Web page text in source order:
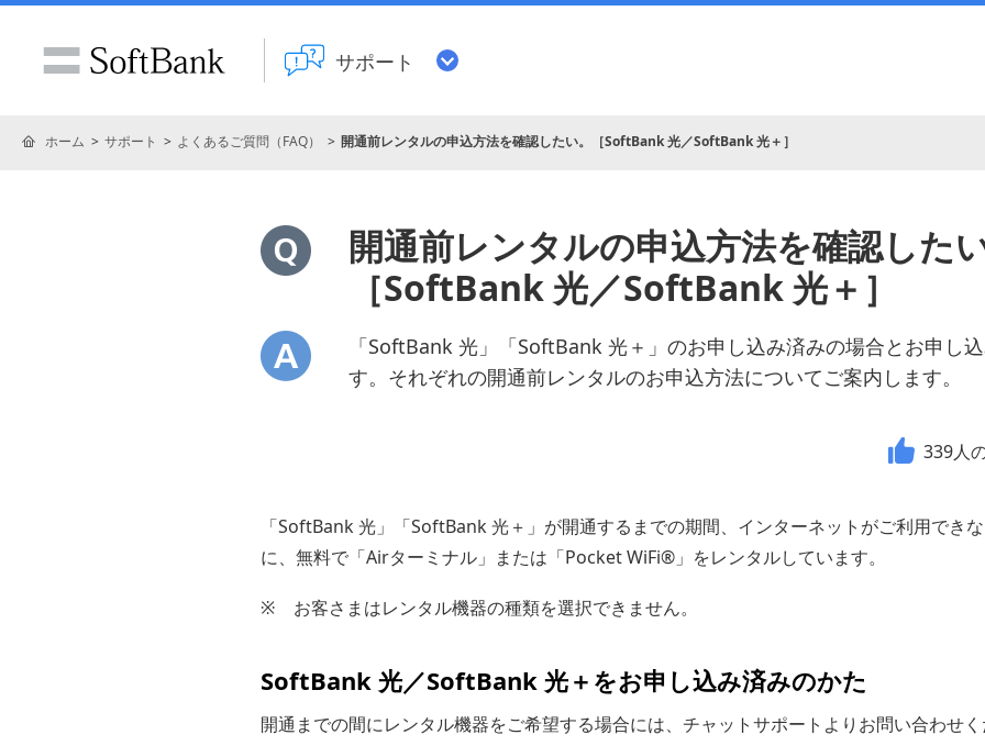
サポート
ホーム サポート よくあるご質問（FAQ） 開通前レンタルの申込方法を確認したい。［SoftBank 光／SoftBank 光＋］
開通前レンタルの申込方法を確認した
［SoftBank 光／SoftBank 光＋］
「SoftBank 光」「SoftBank 光＋」のお申し込み済みの場合とお申し
す。それぞれの開通前レンタルのお申込方法についてご案内します。
339人
「SoftBank 光」「SoftBank 光＋」が開通するまでの期間、インターネットがご利用でき
に、無料で「Airターミナル」または「Pocket WiFi®」をレンタルしています。
※ お客さまはレンタル機器の種類を選択できません。
SoftBank 光／SoftBank 光＋をお申し込み済みのかた
開通までの間にレンタル機器をご希望する場合には、チャットサポートよりお問い合わせ